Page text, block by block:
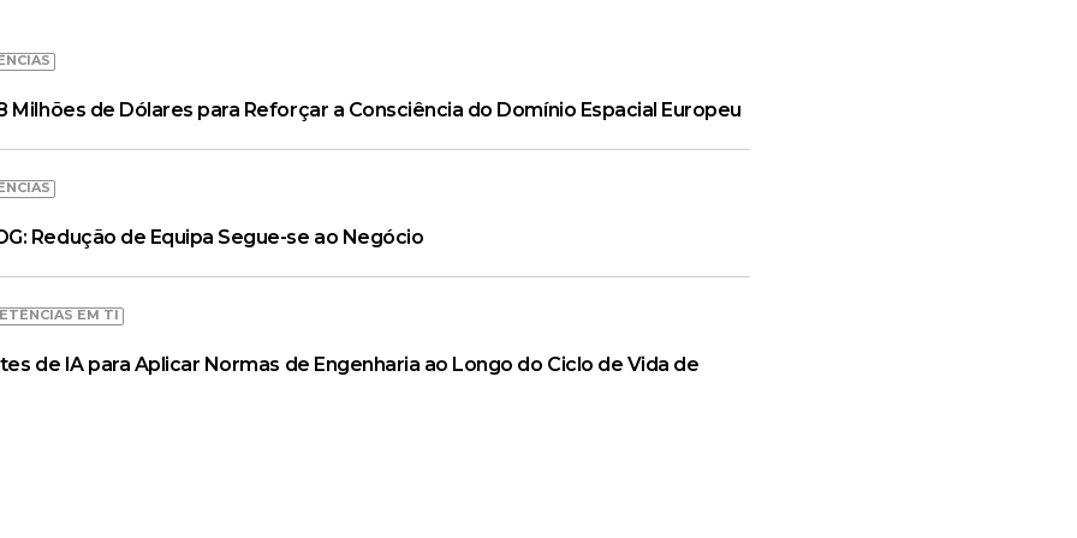
Milhões de Dólares para Reforçar a Consciência do Domínio Espacial Europeu
Redução de Equipa Segue-se ao Negócio
EM TI
de IA para Aplicar Normas de Engenharia ao Longo do Ciclo de Vida de